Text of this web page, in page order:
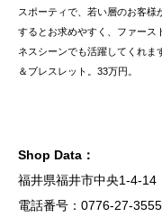
スポーティで、若い層のお客様
するとお求めやすく、ファース
ネスシーンでも活躍してくれま
＆ブレスレット。33万円。
Shop Data：
福井県福井市中央1-4-14
電話番号：0776-27-